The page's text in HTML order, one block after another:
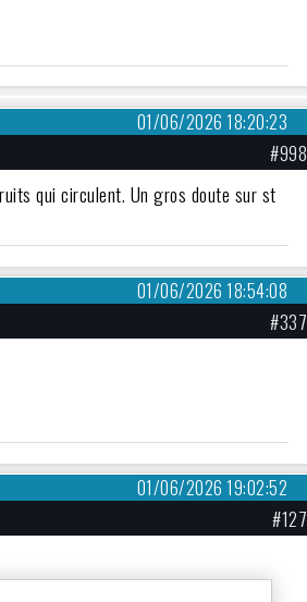
01/06/2026 18:20:23
#998
qui circulent. Un gros doute sur st
01/06/2026 18:54:08
#337
01/06/2026 19:02:52
#127